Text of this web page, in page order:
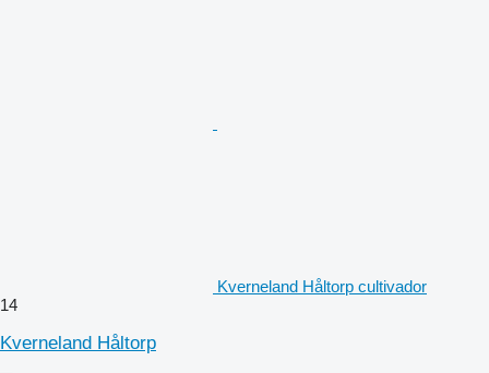
Kverneland Håltorp cultivador
14
Kverneland Håltorp